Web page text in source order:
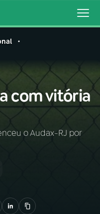
com vitória
o Audax-RJ por